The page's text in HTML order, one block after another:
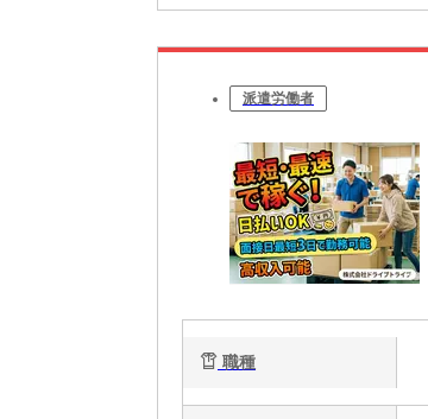
派遣労働者
職種